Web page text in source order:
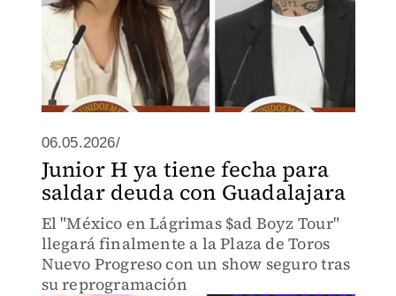
06.05.2026/
Junior H ya tiene fecha para
saldar deuda con Guadalajara
El "México en Lágrimas $ad Boyz Tour"
llegará finalmente a la Plaza de Toros
Nuevo Progreso con un show seguro tras
su reprogramación